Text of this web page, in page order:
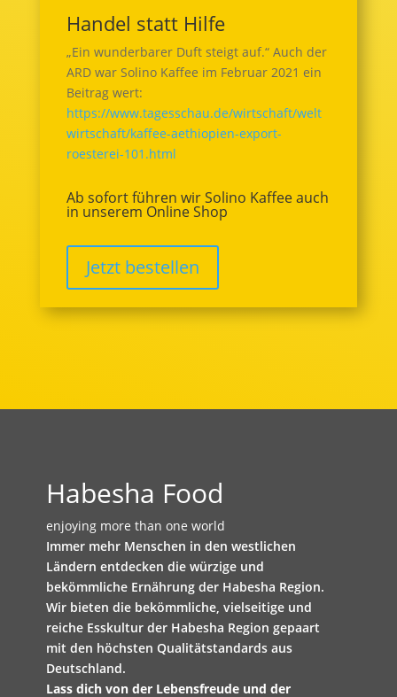
Handel statt Hilfe
„Ein wunderbarer Duft steigt auf.“ Auch der
ARD war Solino Kaffee im Februar 2021 ein
Beitrag wert:
https://www.tagesschau.de/wirtschaft/welt
wirtschaft/kaffee-aethiopien-export-
roesterei-101.html
Ab sofort führen wir Solino Kaffee auch
in unserem Online Shop
Jetzt bestellen
Habesha Food
enjoying more than one world
Immer mehr Menschen in den westlichen
Ländern entdecken die würzige und
bekömmliche Ernährung der Habesha Region.
Wir bieten die bekömmliche, vielseitige und
reiche Esskultur der Habesha Region gepaart
mit den höchsten Qualitätstandards aus
Deutschland.
Lass dich von der Lebensfreude und der